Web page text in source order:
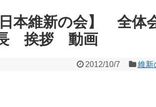
日本維新の会】 全体
長 挨拶 動画
2012/10/7 維新